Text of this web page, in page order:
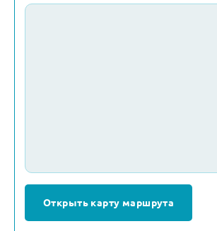
Открыть карту маршрута